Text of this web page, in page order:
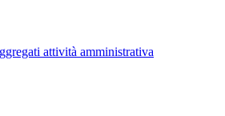
attività amministrativa